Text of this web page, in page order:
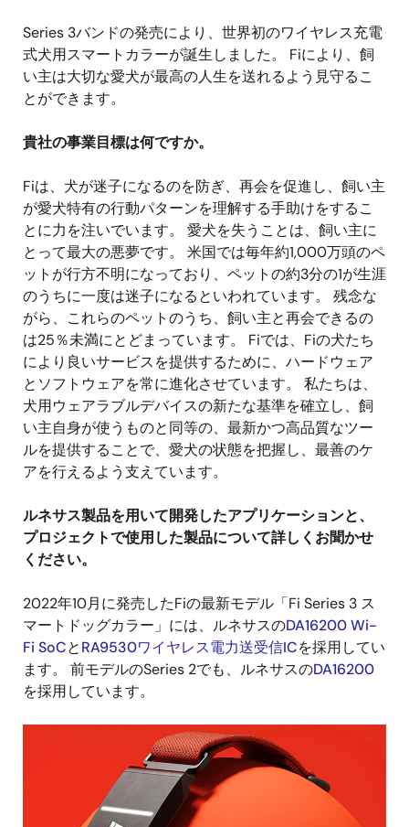
Series 3バンドの発売により、世界初のワイヤレス充電
式犬用スマートカラーが誕生しました。 Fiにより、飼
い主は大切な愛犬が最高の人生を送れるよう見守るこ
とができます。
貴社の事業目標は何ですか。
Fiは、犬が迷子になるのを防ぎ、再会を促進し、飼い主
が愛犬特有の行動パターンを理解する手助けをするこ
とに力を注いでいます。 愛犬を失うことは、飼い主に
とって最大の悪夢です。 米国では毎年約1,000万頭のペ
ットが行方不明になっており、ペットの約3分の1が生涯
のうちに一度は迷子になるといわれています。 残念な
がら、これらのペットのうち、飼い主と再会できるの
は25％未満にとどまっています。 Fiでは、Fiの犬たち
により良いサービスを提供するために、ハードウェア
とソフトウェアを常に進化させています。 私たちは、
犬用ウェアラブルデバイスの新たな基準を確立し、飼
い主自身が使うものと同等の、最新かつ高品質なツー
ルを提供することで、愛犬の状態を把握し、最善のケ
アを行えるよう支えています。
ルネサス製品を用いて開発したアプリケーションと、
プロジェクトで使用した製品について詳しくお聞かせ
ください。
2022年10月に発売したFiの最新モデル「Fi Series 3 ス
マートドッグカラー」には、ルネサスのDA16200 Wi-
Fi SoCとRA9530ワイヤレス電力送受信ICを採用してい
ます。 前モデルのSeries 2でも、ルネサスのDA16200
を採用しています。